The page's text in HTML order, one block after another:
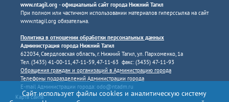
www.ntagil.org - официальный сайт города Нижний Тагил
При полном или частичном использовании материалов гиперссылка на сайт
www.ntagil.org обязательна.
Политика в отношении обработки персональных данных
Администрация города Нижний Тагил
622034, Свердловская область, г. Нижний Тагил, ул. Пархоменко, 1а
Тел. (3435) 41-00-11, 47-11-59, 47-11-63 факс: (3435) 47-11-93
Обращения граждан и организаций в Администрацию города
Телефоны подразделений Администрации города
E-mail Администрации города: odo@ntadm.ru
Карта сайта
Сайт использует файлы cookies и аналитическую систему